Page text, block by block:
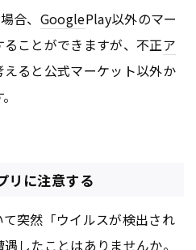
合、 GooglePlay以外のマー
ることができますが、不正ア
ると公式マーケット以外か
リに注意する
突然「ウイルスが検出され
したことはありませんか。